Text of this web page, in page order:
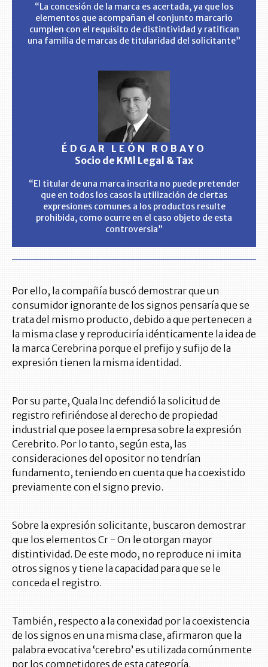
“La concesión de la marca es acertada, ya que los
elementos que acompañan el conjunto marcario
cumplen con el requisito de distintividad y ratifican
una familia de marcas de titularidad del solicitante”
ÉDGAR LEÓN ROBAYO
Socio de KMl Legal & Tax
“El titular de una marca inscrita no puede pretender
que en todos los casos la utilización de ciertas
expresiones comunes a los productos resulte
prohibida, como ocurre en el caso objeto de esta
controversia”
Por ello, la compañía buscó demostrar que un
consumidor ignorante de los signos pensaría que se
trata del mismo producto, debido a que pertenecen a
la misma clase y reproduciría idénticamente la idea de
la marca Cerebrina porque el prefijo y sufijo de la
expresión tienen la misma identidad.
Por su parte, Quala Inc defendió la solicitud de
registro refiriéndose al derecho de propiedad
industrial que posee la empresa sobre la expresión
Cerebrito. Por lo tanto, según esta, las
consideraciones del opositor no tendrían
fundamento, teniendo en cuenta que ha coexistido
previamente con el signo previo.
Sobre la expresión solicitante, buscaron demostrar
que los elementos Cr - On le otorgan mayor
distintividad. De este modo, no reproduce ni imita
otros signos y tiene la capacidad para que se le
conceda el registro.
También, respecto a la conexidad por la coexistencia
de los signos en una misma clase, afirmaron que la
palabra evocativa ‘cerebro’ es utilizada comúnmente
por los competidores de esta categoría.